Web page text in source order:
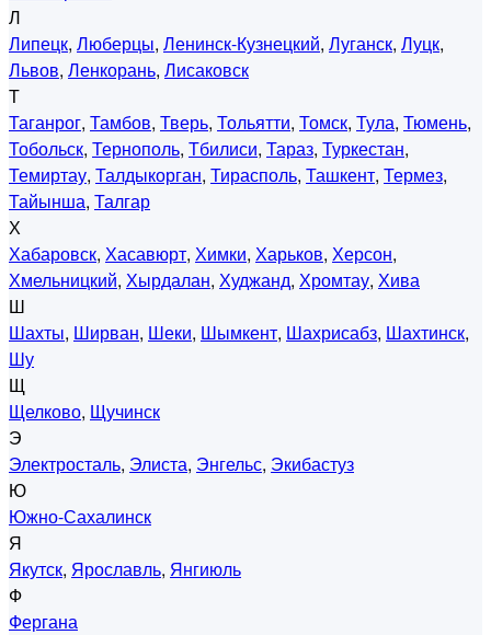
Л
Липецк, Люберцы, Ленинск-Кузнецкий, Луганск, Луцк,
Львов, Ленкорань, Лисаковск
Т
Таганрог, Тамбов, Тверь, Тольятти, Томск, Тула, Тюмень,
Тобольск, Тернополь, Тбилиси, Тараз, Туркестан,
Темиртау, Талдыкорган, Тирасполь, Ташкент, Термез,
Тайынша, Талгар
Х
Хабаровск, Хасавюрт, Химки, Харьков, Херсон,
Хмельницкий, Хырдалан, Худжанд, Хромтау, Хива
Ш
Шахты, Ширван, Шеки, Шымкент, Шахрисабз, Шахтинск,
Шу
Щ
Щелково, Щучинск
Э
Электросталь, Элиста, Энгельс, Экибастуз
Ю
Южно-Сахалинск
Я
Якутск, Ярославль, Янгиюль
Ф
Фергана